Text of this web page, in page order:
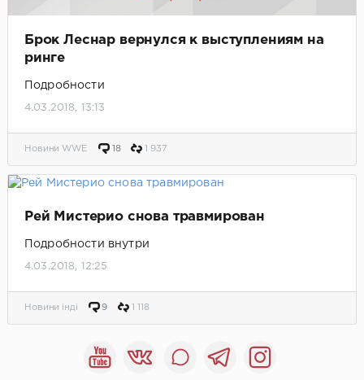
Брок Леснар вернулся к выступлениям на
ринге
Подробности
4.03.2018, 13:13
Новини WWE 18 1 937
Рей Мистерио снова травмирован
Подробности внутри
4.03.2018, 12:25
Новини інді 9 1 118